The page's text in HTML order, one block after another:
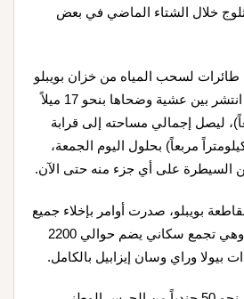
خلال الشتاء الماضي في بعض
طائرات لسحب المياه من خزان بويبلو
لمكافحة الحريق، الذي انتشر بين عشية وضحاها بنحو 17 ميلاً
مربعاً)، ليصل إجمالي مساحته إلى قرابة
أميال مربعة (272 كيلومتراً مربعاً) بحلول اليوم الجمعة،
السيطرة على أي جزء منه حتى الآن.
بويبلو، صدرت أوامر بإخلاء جميع
سكان مدينة كولورادو، وهي تجمع سكاني يضم حوالي 2200
بيولا وراي وسان إيزابيل بالكامل.